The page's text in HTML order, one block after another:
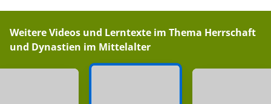
Weitere Videos und Lerntexte im Thema Herrschaft
und Dynastien im Mittelalter